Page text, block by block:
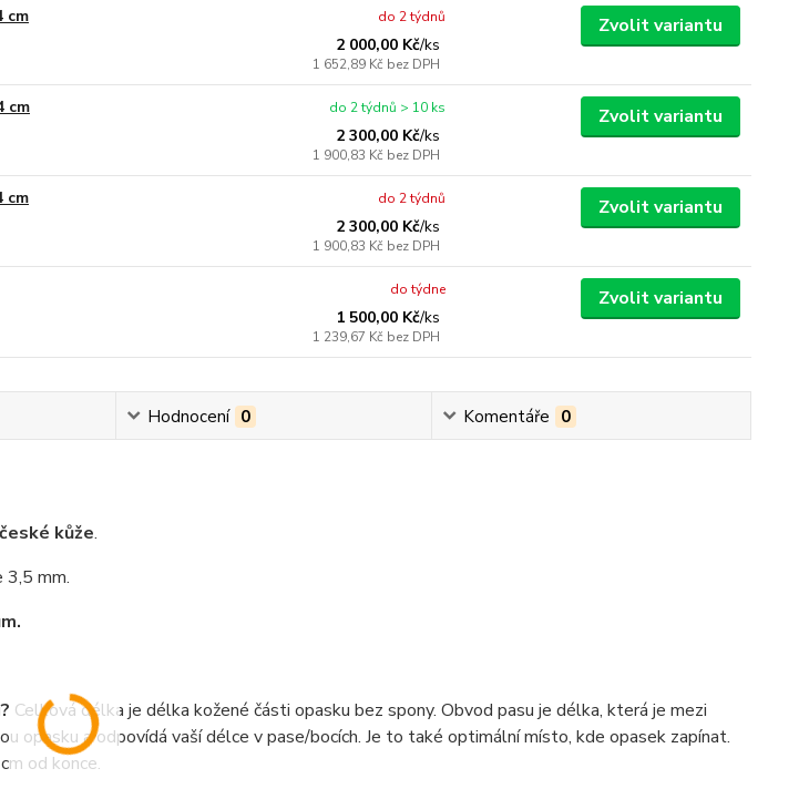
cm
2 000,00 Kč/ks
1 652,89 Kč bez DPH
do 2 týdnů Zvolit variantu
cm
2 300,00 Kč/ks
1 900,83 Kč bez DPH
do 2 týdnů > 10 ks Zvolit variantu
cm
2 300,00 Kč/ks
1 900,83 Kč bez DPH
do 2 týdnů Zvolit variantu
1 500,00 Kč/ks
1 239,67 Kč bez DPH
do týdne Zvolit variantu
Hodnocení 0 Komentáře 0
kůže.
3,5 mm.
Celková délka je délka kožené části opasku bez spony. Obvod pasu je délka, která je mezi
opasku a odpovídá vaší délce v pase/bocích. Je to také optimální místo, kde opasek zapínat.
od konce.